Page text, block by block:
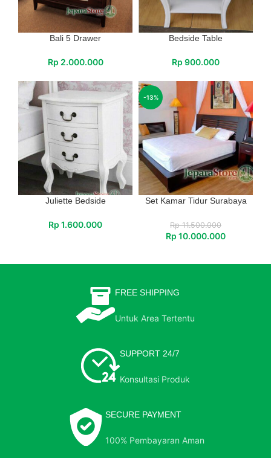
Bali 5 Drawer
Rp 2.000.000
Bedside Table
Rp 900.000
Juliette Bedside
Rp 1.600.000
-13%
Set Kamar Tidur Surabaya
Rp11.500.000
Rp 10.000.000
FREE SHIPPING
Untuk Area Tertentu
SUPPORT 24/7
Konsultasi Produk
SECURE PAYMENT
100% Pembayaran Aman